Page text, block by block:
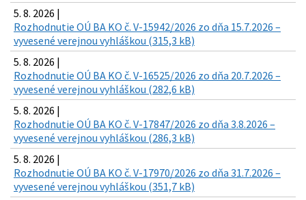
5. 8. 2026 |
Rozhodnutie OÚ BA KO č. V-15942/2026 zo dňa 15.7.2026 –
vyvesené verejnou vyhláškou (315,3 kB)
5. 8. 2026 |
Rozhodnutie OÚ BA KO č. V-16525/2026 zo dňa 20.7.2026 –
vyvesené verejnou vyhláškou (282,6 kB)
5. 8. 2026 |
Rozhodnutie OÚ BA KO č. V-17847/2026 zo dňa 3.8.2026 –
vyvesené verejnou vyhláškou (286,3 kB)
5. 8. 2026 |
Rozhodnutie OÚ BA KO č. V-17970/2026 zo dňa 31.7.2026 –
vyvesené verejnou vyhláškou (351,7 kB)